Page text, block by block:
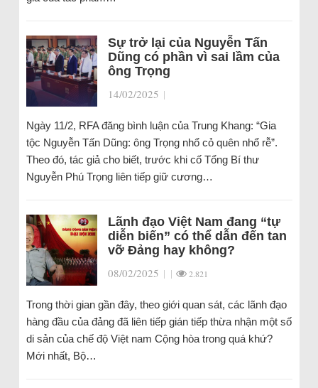
Sự trở lại của Nguyễn Tấn
Dũng có phần vì sai lầm của
ông Trọng
14/02/2025 |
Ngày 11/2, RFA đăng bình luận của Trung Khang: “Gia
tộc Nguyễn Tấn Dũng: ông Trọng nhổ cỏ quên nhổ rễ”.
Theo đó, tác giả cho biết, trước khi cố Tổng Bí thư
Nguyễn Phú Trọng liên tiếp giữ cương…
Lãnh đạo Việt Nam đang “tự
diễn biến” có thể dẫn đến tan
vỡ Đảng hay không?
08/02/2025 | | 2.821
Trong thời gian gần đây, theo giới quan sát, các lãnh đạo
hàng đầu của đảng đã liên tiếp gián tiếp thừa nhận một số
di sản của chế độ Việt nam Cộng hòa trong quá khứ?
Mới nhất, Bộ…